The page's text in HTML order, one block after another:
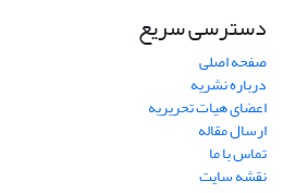
دسترسی سریع
صفحه اصلی
درباره نشریه
اعضای هیات تحریریه
ارسال مقاله
تماس با ما
نقشه سایت